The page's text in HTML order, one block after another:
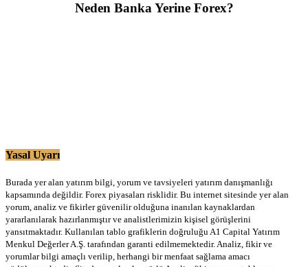
Neden Banka Yerine Forex?
Yasal Uyarı
Burada yer alan yatırım bilgi, yorum ve tavsiyeleri yatırım danışmanlığı
kapsamında değildir. Forex piyasaları risklidir. Bu internet sitesinde yer alan
yorum, analiz ve fikirler güvenilir olduğuna inanılan kaynaklardan
yararlanılarak hazırlanmıştır ve analistlerimizin kişisel görüşlerini
yansıtmaktadır. Kullanılan tablo grafiklerin doğruluğu A1 Capital Yatırım
Menkul Değerler A.Ş. tarafından garanti edilmemektedir. Analiz, fikir ve
yorumlar bilgi amaçlı verilip, herhangi bir menfaat sağlama amacı